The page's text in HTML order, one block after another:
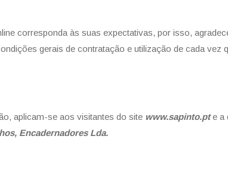
corresponda às suas expectativas, por isso,
gerais de contratação e utilização de cada vez
aplicam-se aos visitantes do site www.sapinto.pte a
Encadernadores Lda.